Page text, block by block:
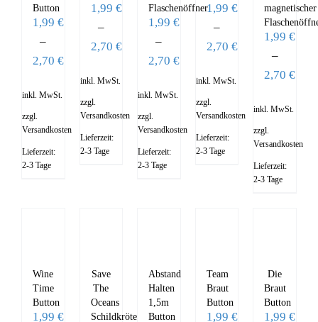
Button
1,99 €
–
2,70 €
inkl. MwSt.
zzgl.
Versandkosten
Lieferzeit:
2-3 Tage
1,99 €
–
2,70 €
inkl. MwSt.
zzgl.
Versandkosten
Lieferzeit:
2-3 Tage
Flaschenöffner
1,99€
–
2,70€
inkl. MwSt.
zzgl.
Versandkosten
Lieferzeit:
2-3 Tage
1,99 €
–
2,70 €
inkl. MwSt.
zzgl.
Versandkosten
Lieferzeit:
2-3 Tage
magnetischer
1,99€
–
2,70€
inkl. MwSt.
zzgl.
Versandkosten
Lieferzeit:
2-3 Tage
Wine
Time
Button
1,99 €
Save
The
Oceans
Schildkröte
Abstand
Halten
1,5m
Button
Team
Braut
Button
1,99 €
Die
Braut
Button
1,99€